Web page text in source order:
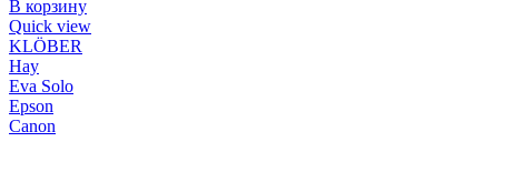
В корзину
Quick view
KLÖBER
Hay
Eva Solo
Epson
Canon